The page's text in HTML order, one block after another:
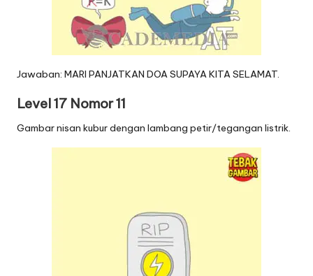
Jawaban: MARI PANJATKAN DOA SUPAYA KITA SELAMAT.
Level 17 Nomor 11
Gambar nisan kubur dengan lambang petir/tegangan listrik.